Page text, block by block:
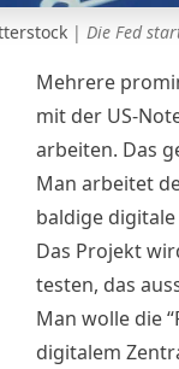
| Die Fed
Mehrere
mit der US-
arbeiten. Das
Man arbeitet
baldige
Das Projekt
testen, das
Man wolle die
digitalem